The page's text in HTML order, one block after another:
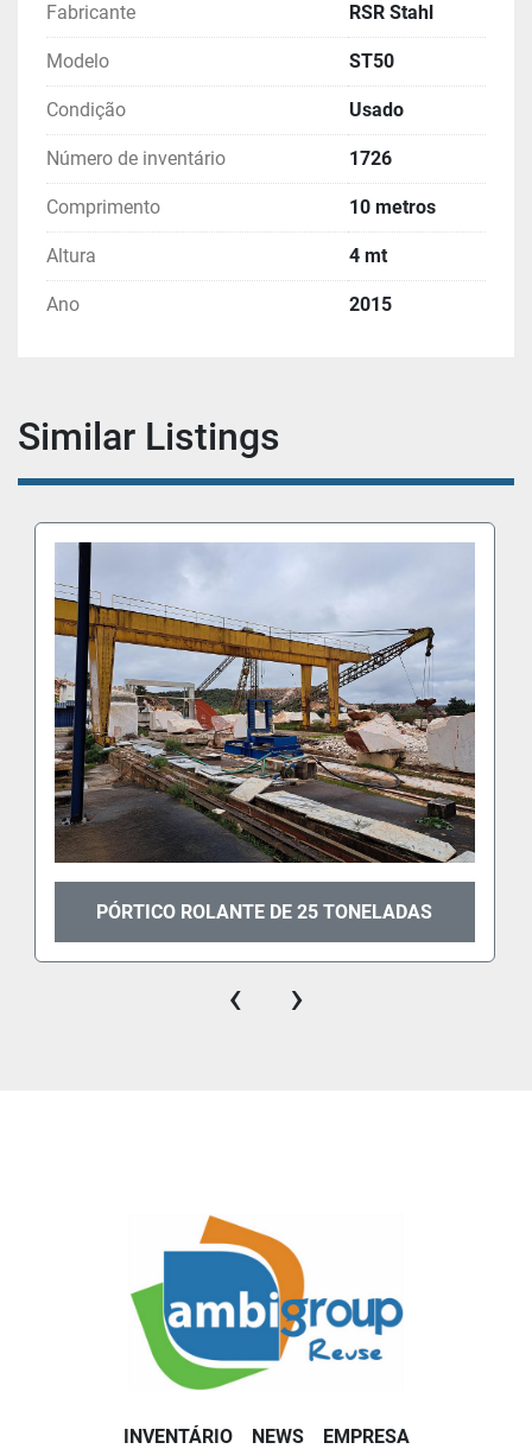
Fabricante RSR Stahl
Modelo ST50
Condição Usado
Número de inventário 1726
Comprimento 10 metros
Altura 4 mt
Ano 2015
Similar Listings
PÓRTICO ROLANTE DE 25 TONELADAS
‹ ›
INVENTÁRIO NEWS EMPRESA